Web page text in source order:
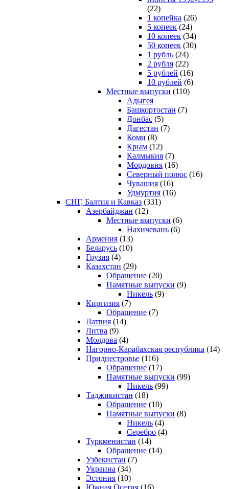
(22)
1 копейка (26)
5 копеек (24)
10 копеек (34)
50 копеек (30)
1 рубль (24)
2 рубля (22)
5 рублей (16)
10 рублей (6)
Местные выпуски (110)
Адыгея
Башкортостан (7)
Донбас (5)
Дагестан (7)
Коми (8)
Крым (12)
Калмыкия (7)
Мордовия (16)
Северный полюс (16)
Чувашия (16)
Удмуртия (16)
СНГ, Балтия и Кавказ (331)
Азербайджан (12)
Местные выпуски (6)
Нахичевань (6)
Армения (13)
Беларусь (10)
Грузия (4)
Казахстан (29)
Обращение (20)
Памятные выпуски (9)
Никель (9)
Киргизия (7)
Обращение (7)
Латвия (14)
Литва (9)
Молдова (4)
Нагорно-Карабахская республика (14)
Приднестровье (116)
Обращение (17)
Памятные выпуски (99)
Никель (99)
Таджикистан (18)
Обращение (10)
Памятные выпуски (8)
Никель (4)
Серебро (4)
Туркменистан (14)
Обращение (14)
Узбекистан (7)
Украина (34)
Эстония (10)
Южная Осетия (16)